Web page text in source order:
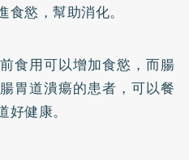
慾，幫助消化。
食用可以增加食慾，而腸
胃道潰瘍的患者，可以餐
健康。